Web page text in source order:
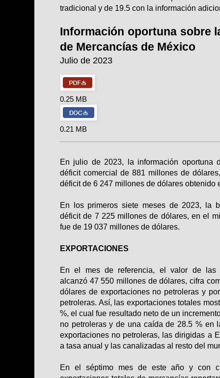
tradicional y de 19.5 con la información
Información oportuna sobre
de Mercancías de México
Julio de 2023
0.25 MB
0.21 MB
En julio de 2023, la información oportuna
déficit comercial de 881 millones de
déficit de 6 247 millones de dólares obtenido
En los primeros siete meses de 2023, la
déficit de 7 225 millones de dólares, en el
fue de 19 037 millones de dólares.
EXPORTACIONES
En el mes de referencia, el valor de las
alcanzó 47 550 millones de dólares, cifra
dólares de exportaciones no petroleras y
petroleras. Así, las exportaciones totales
%, el cual fue resultado neto de un
no petroleras y de una caída de 28.5 % en
exportaciones no petroleras, las dirigidas a
a tasa anual y las canalizadas al resto del
En el séptimo mes de este año y con